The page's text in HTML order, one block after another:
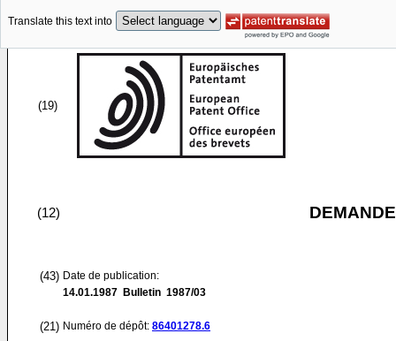
Translate this text into
(19)
(12)
(43) Date de publication:
14.01.1987 Bulletin 1987/03
(21) Numéro de dépôt: 86401278.6